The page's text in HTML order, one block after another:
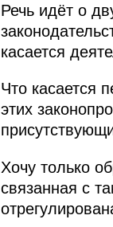
Речь идёт о
касается
Что касается
этих
Хочу только
связанная с